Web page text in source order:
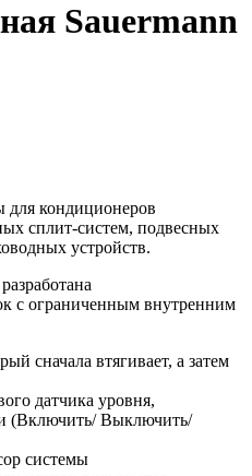
Sauermann
для кондиционеров
сплит-систем, подвесных
устройств.
с ограниченным внутренним
сначала втягивает, а затем
датчика уровня,
(Включить/ Выключить/
системы